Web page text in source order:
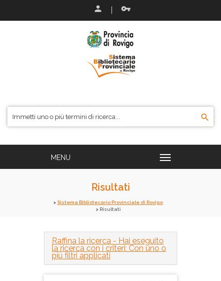
Risultati
Sistema Bibliotecario Provinciale di Rovigo
Risultati
Raffina la ricerca - Hai eseguito
la ricerca con i criteri: Con uno o
più filtri applicati